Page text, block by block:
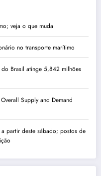
veja o que muda
no transporte marítimo
Brasil atinge 5,842 milhões
Supply and Demand
partir deste sábado; postos de